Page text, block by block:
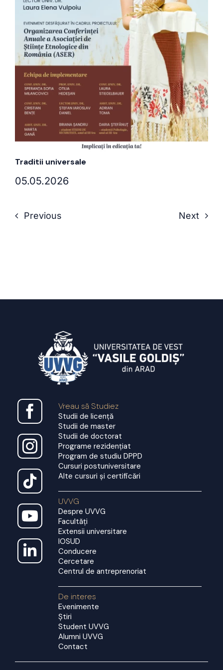
Traditii universale
05.05.2026
Previous Next
Vreau să Studiez
Studii de licență
Studii de master
Studii de doctorat
Programe rezidențiat
Program de studiu DPPD
Cursuri postuniversitare
Alte cursuri și certificări
UVVG
Despre UVVG
Facultăți
Extensii universitare
IOSUD
Conducere
Cercetare
Centrul de antreprenoriat
De interes
Evenimente
Știri
Student UVVG
Alumni UVVG
Contact